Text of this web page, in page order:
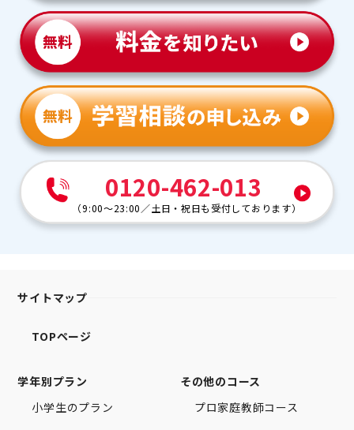
0120-462-013
（9:00～23:00 ／土日・祝日も受付しております）
サイトマップ
TOPページ
学年別プラン
小学生のプラン
その他のコース
プロ家庭教師コース